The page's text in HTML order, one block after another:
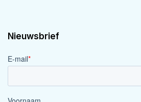
Nieuwsbrief